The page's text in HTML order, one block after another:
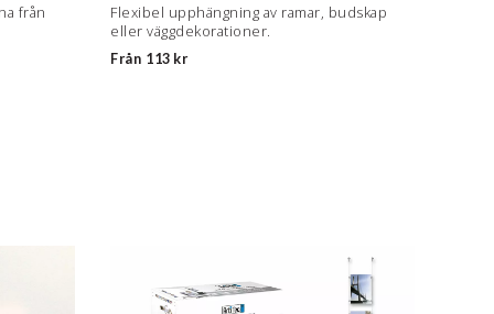
från
Flexibel upphängning av ramar, budskap
eller väggdekorationer.
Från 113 kr